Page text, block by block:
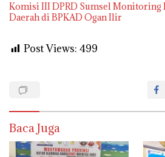
Komisi III DPRD Sumsel Monitoring
Daerah di BPKAD Ogan Ilir
Post Views: 499
Baca Juga